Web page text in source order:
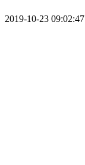
2019-10-23 09:02:47